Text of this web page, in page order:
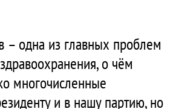
– одна из главных проблем
о чём
многочисленные
и в нашу партию, но